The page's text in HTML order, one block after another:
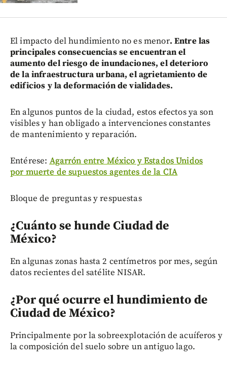
El impacto del hundimiento no es menor. Entre las
principales consecuencias se encuentran el
aumento del riesgo de inundaciones, el deterioro
de la infraestructura urbana, el agrietamiento de
edificios y la deformación de vialidades.
En algunos puntos de la ciudad, estos efectos ya son
visibles y han obligado a intervenciones constantes
de mantenimiento y reparación.
Entérese: Agarrón entre México y Estados Unidos
por muerte de supuestos agentes de la CIA
Bloque de preguntas y respuestas
¿Cuánto se hunde Ciudad de
México?
En algunas zonas hasta 2 centímetros por mes, según
datos recientes del satélite NISAR.
¿Por qué ocurre el hundimiento de
Ciudad de México?
Principalmente por la sobreexplotación de acuíferos y
la composición del suelo sobre un antiguo lago.